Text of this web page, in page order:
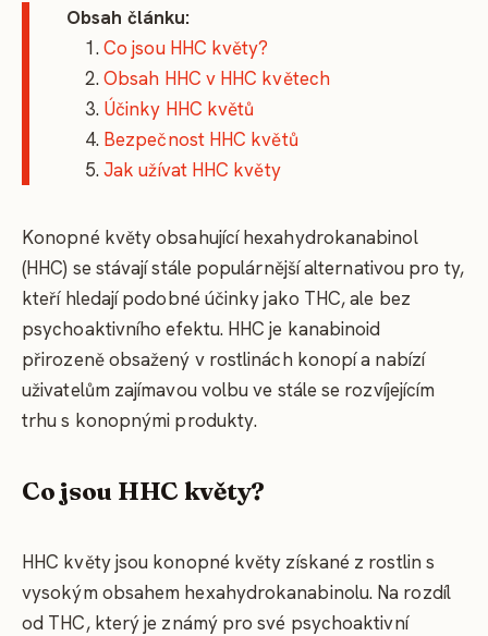
Obsah článku:
Co jsou HHC květy?
Obsah HHC v HHC květech
Účinky HHC květů
Bezpečnost HHC květů
Jak užívat HHC květy
Konopné květy obsahující hexahydrokanabinol
(HHC) se stávají stále populárnější alternativou pro ty,
kteří hledají podobné účinky jako THC, ale bez
psychoaktivního efektu. HHC je kanabinoid
přirozeně obsažený v rostlinách konopí a nabízí
uživatelům zajímavou volbu ve stále se rozvíjejícím
trhu s konopnými produkty.
Co jsou HHC květy?
HHC květy jsou konopné květy získané z rostlin s
vysokým obsahem hexahydrokanabinolu. Na rozdíl
od THC, který je známý pro své psychoaktivní